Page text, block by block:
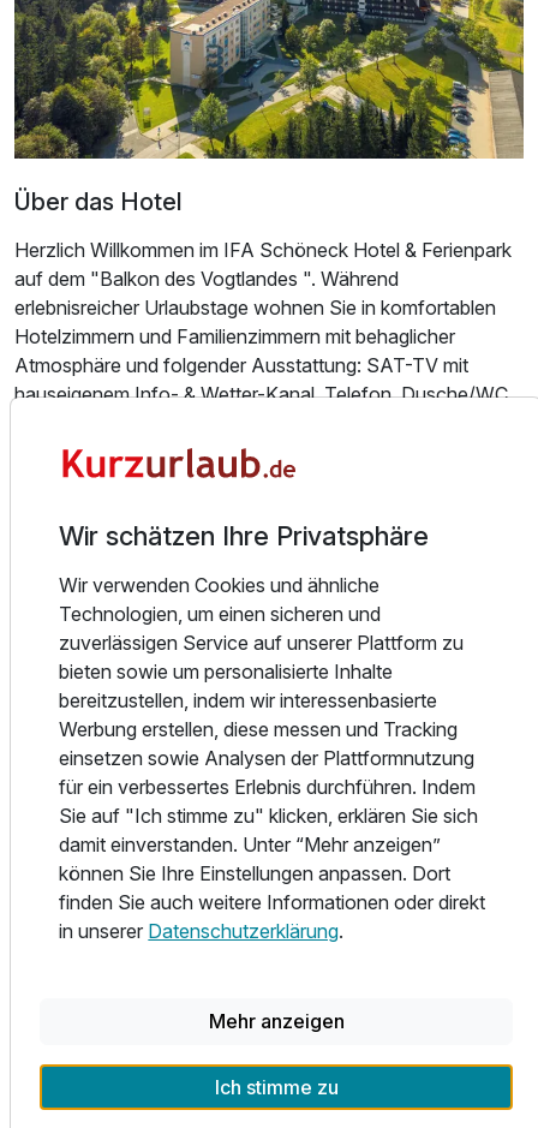
Für 6 Tage p.P. ab823,50 €
Familienzimmer
Ausstattung
Über das Hotel
Herzlich Willkommen im IFA Schöneck Hotel & Ferienpark
auf dem "Balkon des Vogtlandes ". Während
erlebnisreicher Urlaubstage wohnen Sie in komfortablen
Hotelzimmern und Familienzimmern mit behaglicher
Atmosphäre und folgender Ausstattung: SAT-TV mit
hauseigenem Info- & Wetter-Kanal, Telefon, Dusche/WC.
365 Tage Badespaß pur bietet unser tropisches
Erlebnisbad Aqua World. Tauchen Sie ein ins
auf der Riesen- oder Wildwasserrutsche. Im Sommer
Entspannung pur finden Sie im Whirlpool in der
Badelandschaft und in der Saunalandschaft mit vier
verschiedenen Saunen. Lassen Sie sich mit Massagen in
der Wellness-Oase verwöhnen. Ein Friseur-und
Kosmetiksalon ist direkt im Haus.
Spiel, Sport & gute Laune im Urlaub mit unseren
Angeboten von Tennishalle sowie Tennisplätze im Freien,
Beachvolleyball, Multisportanlage und Playcenter für
Tischtennis, Dart oder Billard, Kinderclub und Spielplatz "
Traumschloss " bis hin zum Hotelshop. Der Kletter- und
Seilbahnwald unmittelbar am Ferienpark bietet über 30
Elemente.
Ferienpark mit der großen Skischaukel mit Vierersessellift
Langlauffreunde haben ab Hotel Einstieg in ein gepflegtes
Loipennetz und Anschluss an die legendäre Kammloipe.
Wir schätzen Ihre Privatsphäre
Wir verwenden Cookies und ähnliche
Technologien, um einen sicheren und
zuverlässigen Service auf unserer Plattform zu
bieten sowie um personalisierte Inhalte
bereitzustellen, indem wir interessenbasierte
Werbung erstellen, diese messen und Tracking
einsetzen sowie Analysen der Plattformnutzung
für ein verbessertes Erlebnis durchführen. Indem
Sie auf "Ich stimme zu" klicken, erklären Sie sich
damit einverstanden. Unter “Mehr anzeigen”
können Sie Ihre Einstellungen anpassen. Dort
finden Sie auch weitere Informationen oder direkt
in unserer Datenschutzerklärung.
Mehr anzeigen
Ich stimme zu